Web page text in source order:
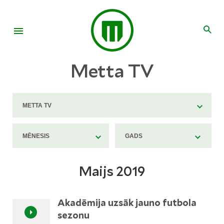
Metta TV
Maijs 2019
Akadēmija uzsāk jauno futbola
sezonu